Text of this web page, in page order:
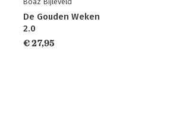
De Gouden Weken
2.0
€ 27,95